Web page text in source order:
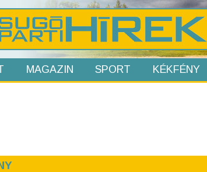
MAGAZIN SPORT KÉKFÉNY